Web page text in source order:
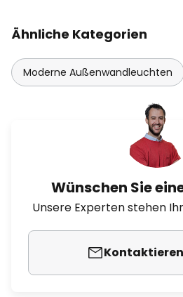
Ähnliche Kategorien
Moderne Außenwandleuchten
Wünschen Sie
Unsere Experten stehen
Kontaktieren